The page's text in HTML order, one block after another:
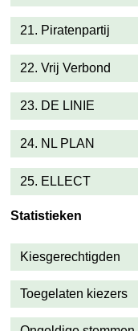
21. Piratenpartij
22. Vrij Verbond
23. DE LINIE
24. NL PLAN
25. ELLECT
Statistieken
Kiesgerechtigden
Toegelaten kiezers